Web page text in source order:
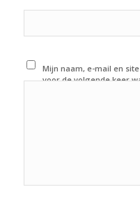
Mijn naam, e-mail en
voor de volgende keer